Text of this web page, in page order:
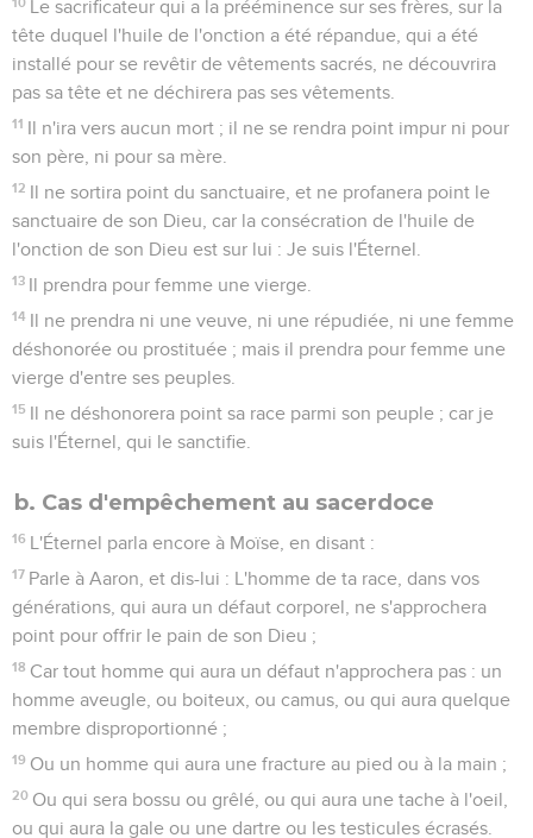
argent, en mangera ; de même que celui qui sera né dans sa
maison ; ceux-là mangeront de sa nourriture.
12 Si une fille de sacrificateur est mariée à un étranger, elle
ne mangera point des choses consacrées, offertes par
élévation.
13 Mais si une fille de sacrificateur, étant veuve, ou répudiée,
et sans enfants, retourne à la maison de son père, comme
dans sa jeunesse, elle mangera de la nourriture de son père ;
mais nul étranger n'en mangera.
14 Si quelqu'un mange par erreur d'une chose consacrée, il y
ajoutera un cinquième, et donnera au sacrificateur la chose
consacrée.
15 Les sacrificateurs ne profaneront point les choses
consacrées des enfants d'Israël, ce qu'ils offrent par
élévation à l'Éternel.
mangeant ainsi leurs choses consacrées ; car je suis l'Éternel,
qui les sanctifie.
Règles pour choisir les animaux à sacrifier
L'Éternel parla aussi à Moïse, en disant :
18 Parle à Aaron et à ses fils, et à tous les enfants d'Israël, et
dis-leur : Quiconque de la maison d'Israël, ou des étrangers
en Israël, offrira son offrande, soit pour un voeu, soit comme
offrande volontaire qu'on offre en holocauste à l'Éternel,
Qu'il offre un mâle sans défaut, d'entre le gros bétail, les